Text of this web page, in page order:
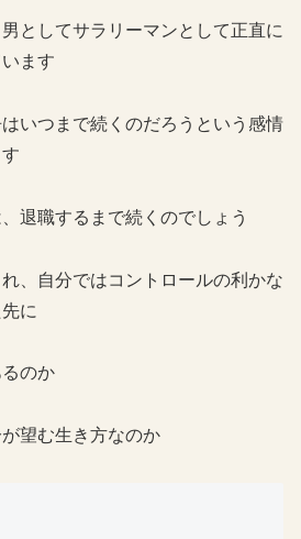
としてサラリーマンとして正直に
ます
いつまで続くのだろうという感情
退職するまで続くのでしょう
、自分ではコントロールの利かな
に
のか
望む生き方なのか